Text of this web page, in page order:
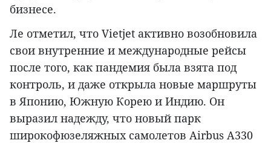
бизнесе.
Ле отметил, что Vietjet активно возобновила
свои внутренние и международные рейсы
после того, как пандемия была взята под
контроль, и даже открыла новые маршруты
в Японию, Южную Корею и Индию. Он
выразил надежду, что новый парк
широкофюзеляжных самолетов Airbus A330